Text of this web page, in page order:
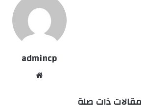
admincp
مقالات ذات صلة